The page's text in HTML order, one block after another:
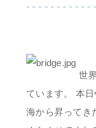
世
ています。 本
海から昇ってき